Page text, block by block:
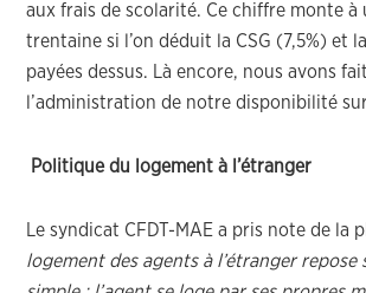
aux frais de scolarité. Ce chiffre monte à
trentaine si l’on déduit la CSG (7,5%) et
payées dessus. Là encore, nous avons
l’administration de notre disponibilité
Politique du logement à l’étranger
Le syndicat CFDT-MAE a pris note de la
logement des agents à l’étranger